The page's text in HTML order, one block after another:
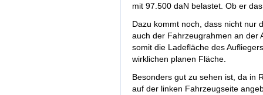
mit 97.500 daN belastet. Ob er
Dazu kommt noch, dass nicht nur
auch der Fahrzeugrahmen an der
somit die Ladefläche des
wirklichen planen Fläche.
Besonders gut zu sehen ist, da in
auf der linken Fahrzeugseite